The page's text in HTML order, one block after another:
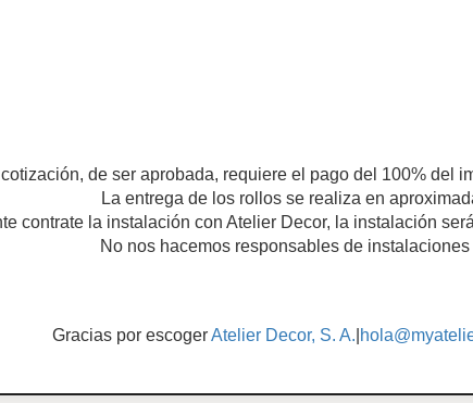
de ser aprobada, requiere el pago del 100% del
La entrega de los rollos se realiza en
contrate la instalación con Atelier Decor, la instalación
No nos hacemos responsables de
Gracias por escogerAtelier Decor, S. A.